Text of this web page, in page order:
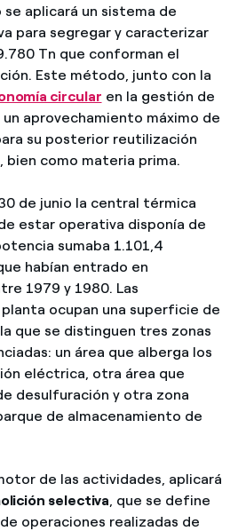
aplicará un sistema de
para segregar y caracterizar
Tn que conforman el
Este método, junto con la
circular en la gestión de
aprovechamiento máximo de
su posterior reutilización
bien como materia prima.
de junio la central térmica
estar operativa disponía de
sumaba 1.101,4
habían entrado en
1979 y 1980. Las
ocupan una superficie de
que se distinguen tres zonas
un área que alberga los
eléctrica, otra área que
desulfuración y otra zona
de almacenamiento de
de las actividades, aplicará
selectiva , que se define
operaciones realizadas de